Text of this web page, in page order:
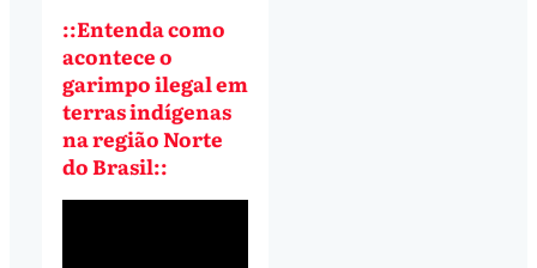
::Entenda como
acontece o
garimpo ilegal em
terras indígenas
na região Norte
do Brasil::